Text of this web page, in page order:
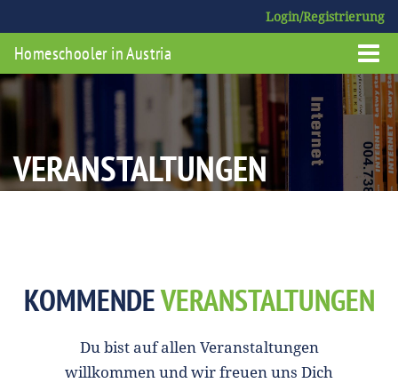
Login/Registrierung
Homeschooler in Austria
VERANSTALTUNGEN
KOMMENDEVERANSTALTUNGEN
Du bist auf allen Veranstaltungen
willkommen und wir freuen uns Dich